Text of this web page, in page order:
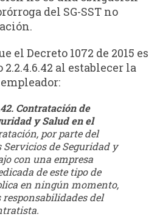
del SG-SST no
el Decreto 1072 de 2015 es
al establecer la
Contratación de
y Salud en el
por parte del
Servicios de Seguridad y
con una empresa
de este tipo de
en ningún momento,
del